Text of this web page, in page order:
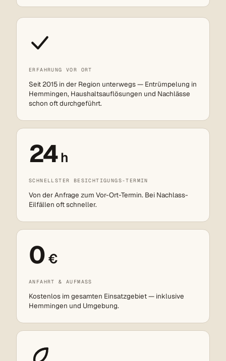
ERFAHRUNG VOR ORT
Seit 2015 in der Region unterwegs — Entrümpelung in
Hemmingen, Haushaltsauflösungen und Nachlässe
schon oft durchgeführt.
24h
SCHNELLSTER BESICHTIGUNGS-TERMIN
Von der Anfrage zum Vor-Ort-Termin. Bei Nachlass-
Eilfällen oft schneller.
0 €
ANFAHRT & AUFMASS
Kostenlos im gesamten Einsatzgebiet — inklusive
Hemmingen und Umgebung.